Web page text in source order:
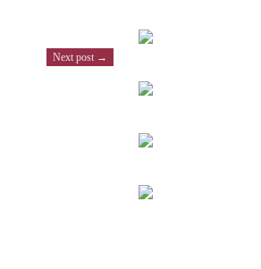
Next post →